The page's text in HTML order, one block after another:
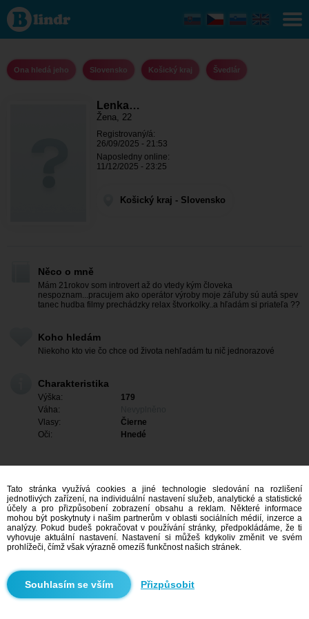
Lenka
lienka -
Ona
hledá
Košický
kraj -
Švedlár
Ona hledá jeho Slovensko Košický kraj Švedlár
Lenka…
Žena, 22
Registrovaný/á:
26/09/2025 - 21:53
Naposledny online:
11/12/2025 - 23:25
Košický kraj - Slovensko
Něco o mně
Mám 21rokov som introvert až do vtedy kým človeka
nespoznam...pracujem ako operátor výroby moje záľuby sú autá spev
tanec hudba filmy prechádzky relax štvorkolky..a hľadám si priateľa ??
Koho hledám
Niekoho kto vie čo chce od života nehľadám tu nič jednorazové
Charakteristika
Výška:
179
Váha:
Vlasy:
Čierne
Oči:
Hnedé
Tato stránka využívá cookies a jiné technologie sledování na rozlišení
jednotlivých zařízení, na individuální nastavení služeb, analytické a statistické
účely a pro přizpůsobení zobrazení obsahu a reklam. Některé informace
mohou být poskytnuty i našim partnerům v oblasti sociálních médií, inzerce a
analýzy. Pokud budeš pokračovat v používání stránky, předpokládáme, že ti
vyhovuje aktuální nastavení. Nastavení si můžeš kdykoliv změnit ve svém
prohlížeči, čímž však výrazně omezíš funkčnost našich stránek.
Přizpůsobit